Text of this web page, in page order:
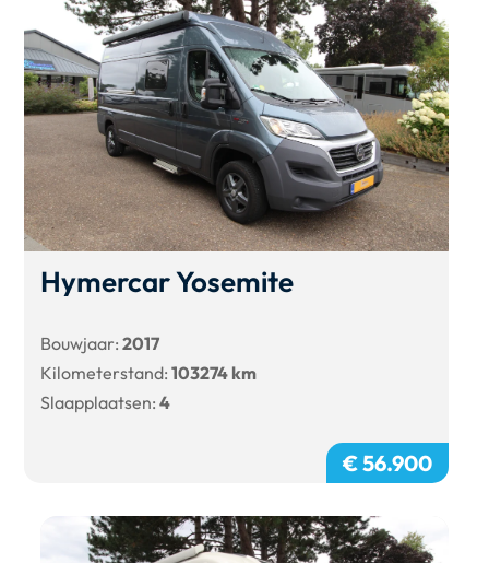
Hymercar Yosemite
Bouwjaar:2017
Kilometerstand:103274 km
Slaapplaatsen:4
€ 56.900